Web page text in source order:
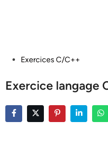
PostedExercices C/C++
Exercice langage